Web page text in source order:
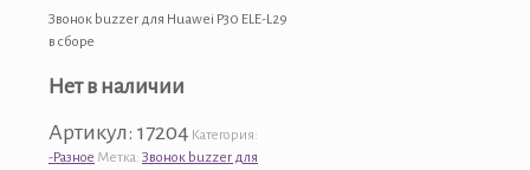
Звонок buzzer для Huawei P30 ELE-L29
в сборе
Нет в наличии
Артикул: 17204 Категория:
-Разное Метка: Звонок buzzer для